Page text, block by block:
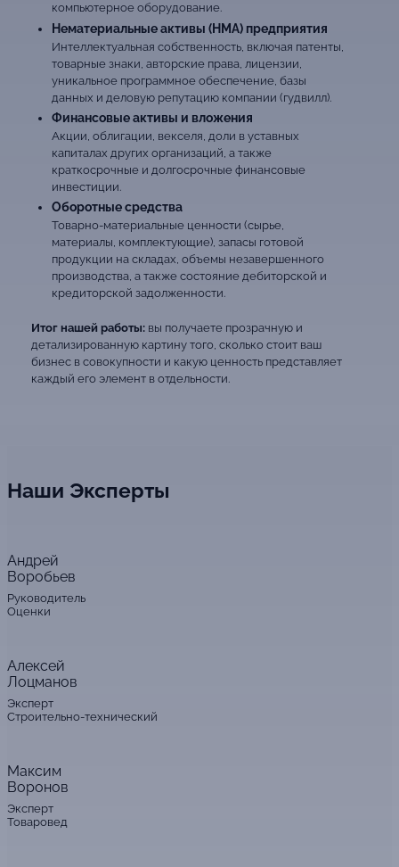
компьютерное оборудование.
Нематериальные активы (НМА) предприятия
Интеллектуальная собственность, включая патенты,
товарные знаки, авторские права, лицензии,
уникальное программное обеспечение, базы
данных и деловую репутацию компании (гудвилл).
Финансовые активы и вложения
Акции, облигации, векселя, доли в уставных
капиталах других организаций, а также
краткосрочные и долгосрочные финансовые
инвестиции.
Оборотные средства
Товарно-материальные ценности (сырье,
материалы, комплектующие), запасы готовой
продукции на складах, объемы незавершенного
производства, а также состояние дебиторской и
кредиторской задолженности.
Итог нашей работы:вы получаете прозрачную и
детализированную картину того, сколько стоит ваш
бизнес в совокупности и какую ценность представляет
каждый его элемент в отдельности.
Наши Эксперты
Андрей
Воробьев
Руководитель
Оценки
Алексей
Лоцманов
Эксперт
Строительно-технический
Максим
Воронов
Эксперт
Товаровед